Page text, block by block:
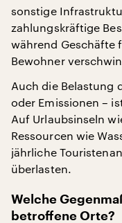
sonstige
zahlungskräftige
während Geschäfte
Bewohner
Auch die Belastung
oder Emissionen –
Auf Urlaubsinseln
Ressourcen wie
jährliche
überlasten.
Welche
betroffene Orte?